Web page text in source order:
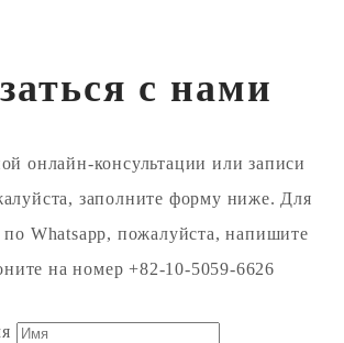
с нами
онлайн-консультации или записи
заполните форму ниже. Для
по Whatsapp, пожалуйста, напишите
на номер +82-10-5059-6626